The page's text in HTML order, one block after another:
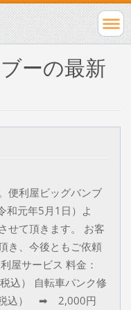
ーの最新
便利屋ビッグバンブ
和元年5月1日）よ
せて頂きます。 お客
き、今後ともご依頼
屋サービス 料金：
） 自転車パンク修
税込） ➡ 2,000円